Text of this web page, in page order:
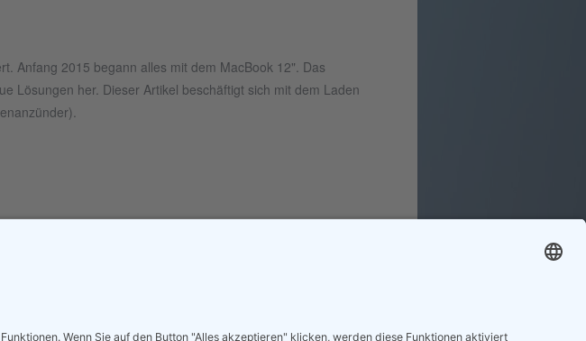
Anfang 2015 begann alles mit dem MacBook 12". Das
Lösungen her. Dieser Artikel beschäftigt sich mit dem Laden